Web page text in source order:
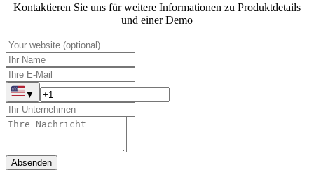
Kontaktieren Sie uns für weitere Informationen zu Produktdetails
und einer Demo
▼
Absenden